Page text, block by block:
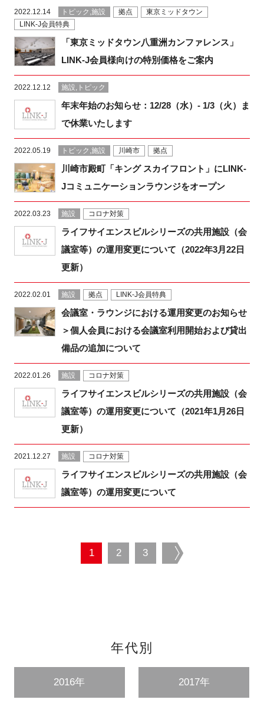
2022.12.14 トピック,施設 拠点
東京ミッドタウン
LINK-J会員特典
「東京ミッドタウン八重洲カンファレンス」
LINK-J会員様向けの特別価格をご案内
2022.12.12 施設,トピック
年末年始のお知らせ：12/28（水）- 1/3（火）ま
で休業いたします
2022.05.19 トピック,施設 川崎市 拠点
川崎市殿町「キング スカイフロント」にLINK-
Jコミュニケーションラウンジをオープン
2022.03.23 施設 コロナ対策
ライフサイエンスビルシリーズの共用施設（会
議室等）の運用変更について（2022年3月22日
更新）
2022.02.01 施設 拠点 LINK-J会員特典
会議室・ラウンジにおける運用変更のお知らせ
＞個人会員における会議室利用開始および貸出
備品の追加について
2022.01.26 施設 コロナ対策
ライフサイエンスビルシリーズの共用施設（会
議室等）の運用変更について（2021年1月26日
更新）
2021.12.27 施設 コロナ対策
ライフサイエンスビルシリーズの共用施設（会
議室等）の運用変更について
1 2 3 next
年代別
2016年 2017年